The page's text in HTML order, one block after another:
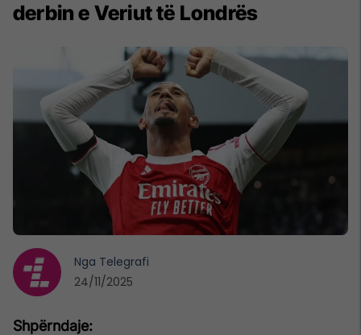
derbin e Veriut të Londrës
Nga Telegrafi
24/11/2025